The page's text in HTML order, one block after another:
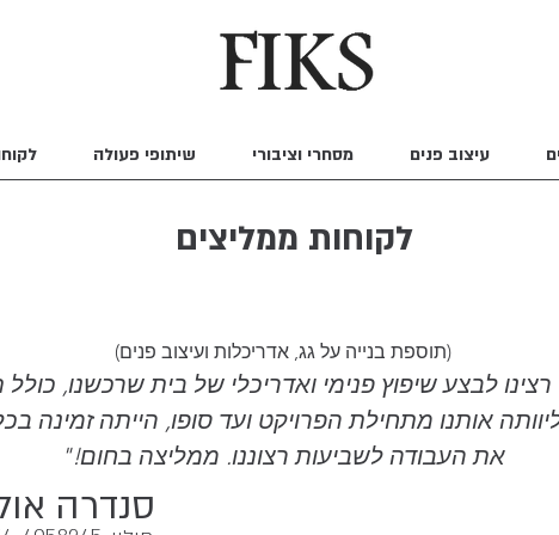
עיצוב פנים מסחרי וציבורי שיתופי פעולה
(תוספת בנייה על גג, אדריכלות ועיצוב פנים)
רצינו לבצע שיפוץ פנימי ואדריכלי של בית שרכשנו,
אותנו מתחילת הפרויקט ועד סופו, הייתה זמינה
את העבודה לשביעות רצוננו. ממליצה בחום!"
סנדרה
לקוחות ממליצים